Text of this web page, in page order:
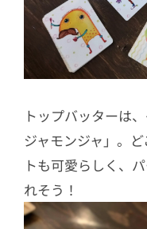
トップバッターは
ジャモンジャ」。
トも可愛らしく、
れそう！